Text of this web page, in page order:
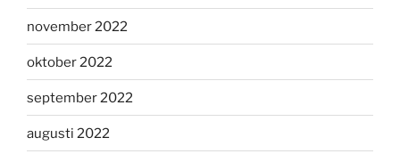
november 2022
oktober 2022
september 2022
augusti 2022